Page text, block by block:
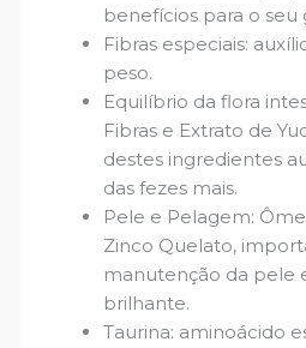
benefícios para o seu
Fibras especiais:
peso.
Equilíbrio da flora
Fibras e Extrato de
destes ingredientes
das fezes mais.
Pele e Pelagem:
Zinco Quelato,
manutenção da pele
brilhante.
Taurina: aminoácido